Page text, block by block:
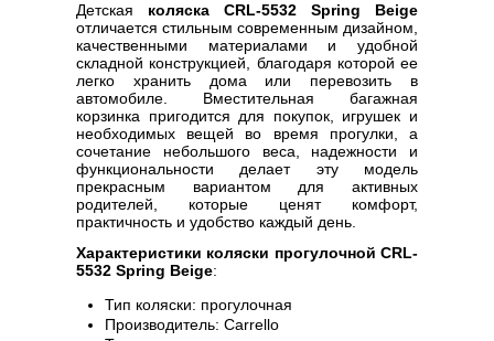
Детская коляска CRL-5532 Spring Beige
отличается стильным современным дизайном,
качественными материалами и удобной
складной конструкцией, благодаря которой ее
легко хранить дома или перевозить в
автомобиле. Вместительная багажная
корзинка пригодится для покупок, игрушек и
необходимых вещей во время прогулки, а
сочетание небольшого веса, надежности и
функциональности делает эту модель
прекрасным вариантом для активных
родителей, которые ценят комфорт,
практичность и удобство каждый день.
Характеристики коляски прогулочной CRL-
5532 Spring Beige:
Тип коляски: прогулочная
Производитель: Carrello